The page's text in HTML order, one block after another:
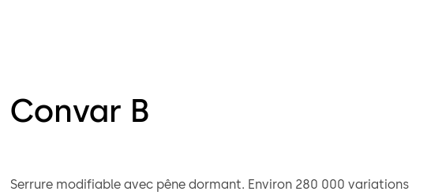
Convar B
Serrure modifiable avec pêne dormant. Environ 280 000 variations